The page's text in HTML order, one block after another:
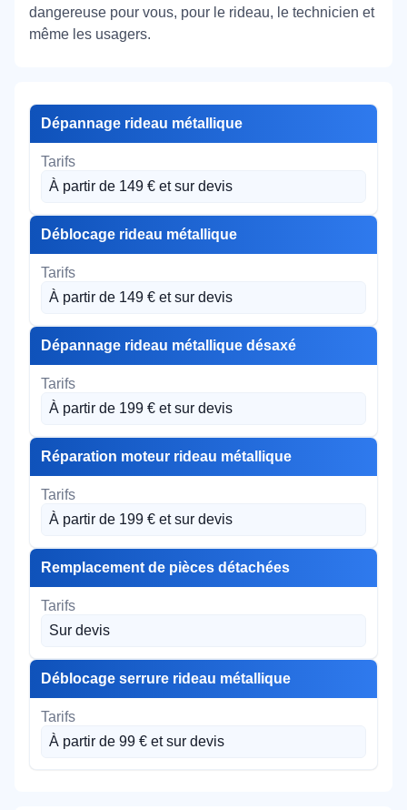
dangereuse pour vous, pour le rideau, le technicien et
même les usagers.
Dépannage rideau métallique
À partir de 149 € et sur devis
Déblocage rideau métallique
À partir de 149 € et sur devis
Dépannage rideau métallique désaxé
À partir de 199 € et sur devis
Réparation moteur rideau métallique
À partir de 199 € et sur devis
Remplacement de pièces détachées
Sur devis
Déblocage serrure rideau métallique
À partir de 99 € et sur devis